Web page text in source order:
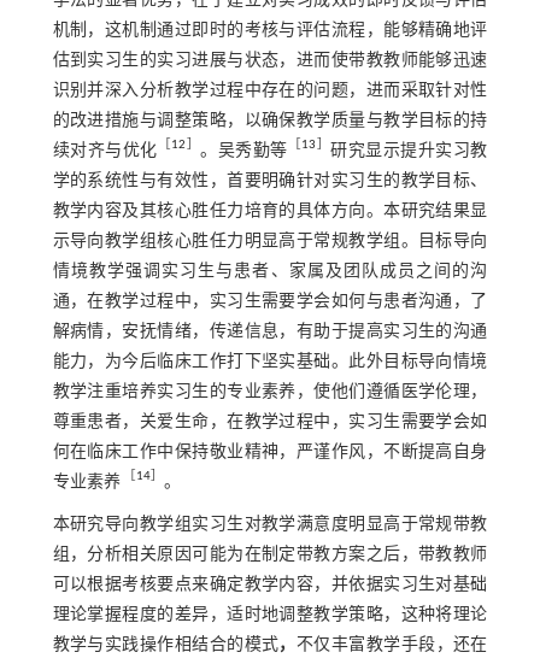
机制，这机制通过即时的考核与评估流程，能够精确地评
估到实习生的实习进展与状态，进而使带教教师能够迅速
识别并深入分析教学过程中存在的问题，进而采取针对性
的改进措施与调整策略，以确保教学质量与教学目标的持
续对齐与优化 ［12］ 。吴秀勤等 ［13］研究显示提升实习教
学的系统性与有效性，首要明确针对实习生的教学目标、
教学内容及其核心胜任力培育的具体方向。本研究结果显
示导向教学组核心胜任力明显高于常规教学组。目标导向
情境教学强调实习生与患者、家属及团队成员之间的沟
通，在教学过程中，实习生需要学会如何与患者沟通，了
解病情，安抚情绪，传递信息，有助于提高实习生的沟通
能力，为今后临床工作打下坚实基础。此外目标导向情境
教学注重培养实习生的专业素养，使他们遵循医学伦理，
尊重患者，关爱生命，在教学过程中，实习生需要学会如
何在临床工作中保持敬业精神，严谨作风，不断提高自身
专业素养 ［14］ 。
本研究导向教学组实习生对教学满意度明显高于常规带教
组，分析相关原因可能为在制定带教方案之后，带教教师
可以根据考核要点来确定教学内容，并依据实习生对基础
理论掌握程度的差异，适时地调整教学策略，这种将理论
教学与实践操作相结合的模式， 不仅丰富教学手段，还在